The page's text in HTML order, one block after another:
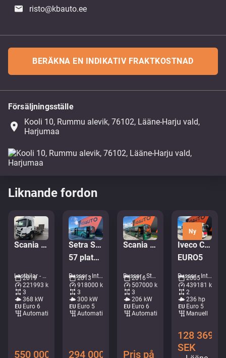
risto@kbauto.ee
BERÄKNA EN INDIKATIV FRAKTKOSTNAD
Försäljningsställe
place
Kooli 10, Rummu alevik, 76102, Lääne-Harju vald,
Harjumaa
Liknande fordon
Scania P 500 6x2*4
Lastbilar - Chassi • M028-1394
2019
221993 km
3
368 kW
Euro 6
Automatisk
550 000
Setra S 417 UL 6x2*4
57 platser / AC / rullstolslift
Bussar - Intercitybuss • M144-5936
2013
918000 km
3
300 kW
Euro 5
Automatisk
294 000
Scania K280 Citywide LE 6x2*4
Bussar - Stadsbuss • M227-1825
2016
507000 km
3
206 kW
Euro 6
Automatisk
Pris på
Ny
Iveco CC120/130 E24/FP
EURO5
Bussar - Intercitybuss • M311-4601
2005
439181 km
2
236 hp
Euro 5
Manuell
128 369
SEK